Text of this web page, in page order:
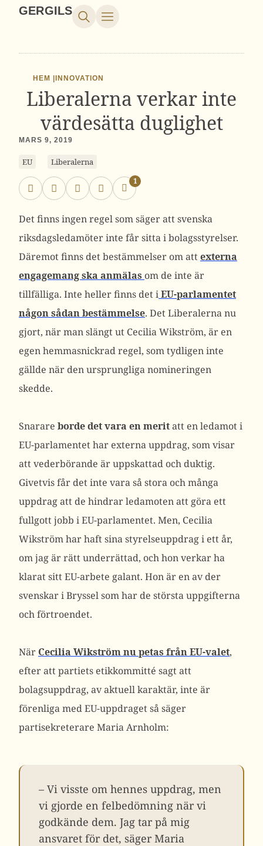
GERGILS
HEM | INNOVATION
Liberalerna verkar inte
värdesätta duglighet
MARS 9, 2019
EU Liberalerna
1
Det finns ingen regel som säger att svenska
riksdagsledamöter inte får sitta i bolagsstyrelser.
Däremot finns det bestämmelser om attexterna
engagemang ska anmälas om de inte är
tillfälliga. Inte heller finns det iEU-parlamentet
någon sådan bestämmelse. Det Liberalerna nu
gjort, när man slängt ut Cecilia Wikström, är en
egen hemmasnickrad regel, som tydligen inte
gällde när den ursprungliga nomineringen
skedde.
Snarare borde det vara en meritatt en ledamot i
EU-parlamentet har externa uppdrag, som visar
att vederbörande är uppskattad och duktig.
Givetvis får det inte vara så stora och många
uppdrag att de hindrar ledamoten att göra ett
fullgott jobb i EU-parlamentet. Men, Cecilia
Wikström har haft sina styrelseuppdrag i ett år,
om jag är rätt underrättad, och hon verkar ha
klarat sitt EU-arbete galant. Hon är en av der
svenskar i Bryssel som har de största uppgifterna
och förtroendet.
När Cecilia Wikström nu petas från EU-valet,
efter att partiets etikkommitté sagt att
bolagsuppdrag, av aktuell karaktär, inte är
förenliga med EU-uppdraget så säger
partisekreterare Maria Arnholm:
– Vi visste om hennes uppdrag, men
vi gjorde en felbedömning när vi
godkände dem. Jag tar på mig
ansvaret för det, säger Maria